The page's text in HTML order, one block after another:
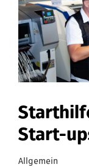
Start-
Allgemein